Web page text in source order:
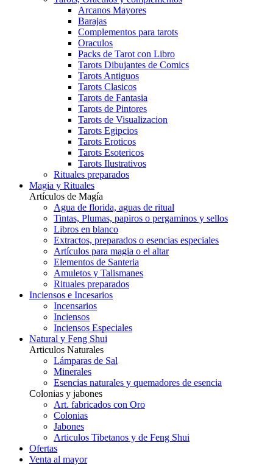
Arcanos Mayores
Barajas
Complementos para tarots
Oraculos
Packs de Tarot con Libro
Tarots Dibujantes de Comics
Tarots Antiguos
Tarots Clasicos
Tarots de Fantasia
Tarots de Pintores
Tarots de Visualizacion
Tarots Egipcios
Tarots Eroticos
Tarots Esotericos
Tarots Ilustrativos
Rituales preparados
Magia y Rituales
Artículos de Magía
Agua de florida, aguas de ritual
Tintas, Plumas, papiros o pergaminos y sellos
Libros en blanco
Extractos, preparados o esencias especiales
Artículos para magia o el altar
Elementos de Santeria
Amuletos y Talismanes
Rituales preparados
Inciensos e Incesarios
Incensarios
Inciensos
Inciensos Especiales
Natural y Feng Shui
Articulos Naturales
Lámparas de Sal
Minerales
Esencias naturales y quemadores de esencia
Colonias y jabones
Art. fabricados con Oro
Colonias
Jabones
Articulos Tibetanos y de Feng Shui
Ofertas
Venta al mayor